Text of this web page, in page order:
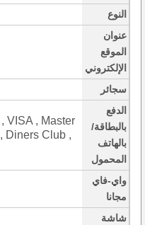
النوع
عنوان
الموقع
الإلكتروني
سجائر
الدفع
بالبطاقة/
بالهاتف
المحمول
, Master
Diners Club ,
واي-فاي
مجانا
شاشة